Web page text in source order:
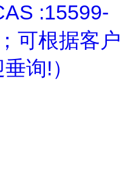
:15599-
可根据客户
询!）